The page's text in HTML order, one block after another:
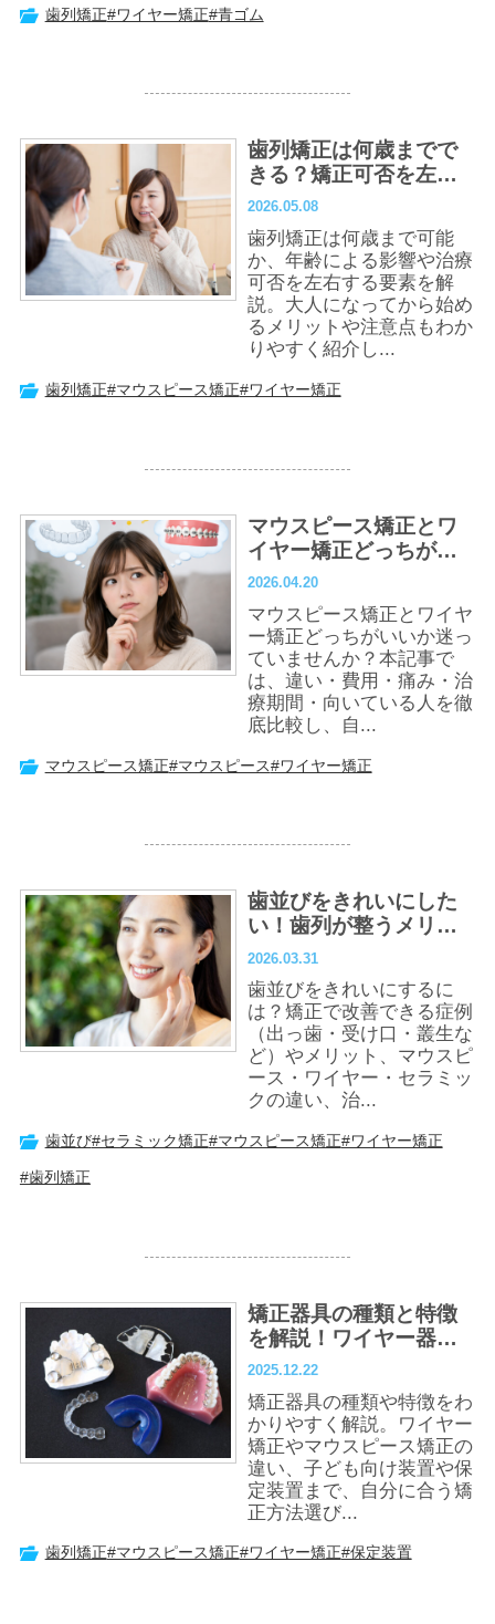
歯列矯正#ワイヤー矯正#青ゴム
歯列矯正は何歳までで
きる？矯正可否を左右
する要素やメリットも
解説
2026.05.08
歯列矯正は何歳まで可能
か、年齢による影響や治療
可否を左右する要素を解
説。大人になってから始め
るメリットや注意点もわか
りやすく紹介し...
歯列矯正#マウスピース矯正#ワイヤー矯正
マウスピース矯正とワ
イヤー矯正どっちがい
い？違い・費用・向い
2026.04.20
マウスピース矯正とワイヤ
ー矯正どっちがいいか迷っ
ていませんか？本記事で
は、違い・費用・痛み・治
療期間・向いている人を徹
底比較し、自...
マウスピース矯正#マウスピース#ワイヤー矯正
歯並びをきれいにした
い！歯列が整うメリッ
トや矯正の種類を解説
2026.03.31
歯並びをきれいにするに
は？矯正で改善できる症例
（出っ歯・受け口・叢生な
ど）やメリット、マウスピ
ース・ワイヤー・セラミッ
クの違い、治...
歯並び#セラミック矯正#マウスピース矯正#ワイヤー矯正
#歯列矯正
矯正器具の種類と特徴
を解説！ワイヤー器
具・ブラケット、マウ
で
2025.12.22
矯正器具の種類や特徴をわ
かりやすく解説。ワイヤー
矯正やマウスピース矯正の
違い、子ども向け装置や保
定装置まで、自分に合う矯
正方法選び...
歯列矯正#マウスピース矯正#ワイヤー矯正#保定装置